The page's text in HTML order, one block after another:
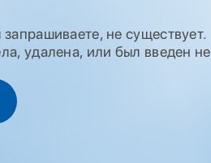
не существует.
удалена, или был введен не